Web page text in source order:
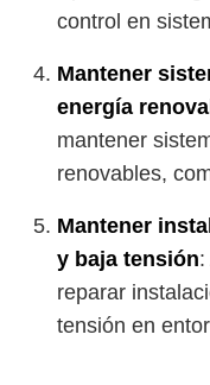
control en
Mantener
energía
mantener
renovables,
Mantener
y baja tensión
reparar
tensión en